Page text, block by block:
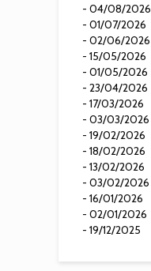
- 04/08/2026
- 01/07/2026
- 02/06/2026
- 15/05/2026
- 01/05/2026
- 23/04/2026
- 17/03/2026
- 03/03/2026
- 19/02/2026
- 18/02/2026
- 13/02/2026
- 03/02/2026
- 16/01/2026
- 02/01/2026
- 19/12/2025